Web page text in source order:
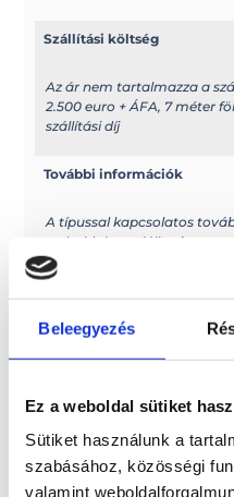
Beleegyezés
Ez a weboldal sütiket
Sütiket használunk a
szabásához, közösségi
valamint
Méretek
Szélesség: 2,50 m
Személy kapacitása : 8 fő
Szállítási költség
Az ár nem tartalmazza a
2.500 euro + ÁFA, 7 méter
szállítási díj
További információk
A típussal kapcsolatos
weboldalon találhatja meg:
international.com/en/
Elektromos hajóként is